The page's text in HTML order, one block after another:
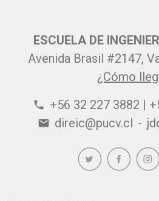
ESCUELA DE
Avenida Brasil #2147,
¿Cómo
phone +56 32 227 3882 |
email direic@pucv.cl -